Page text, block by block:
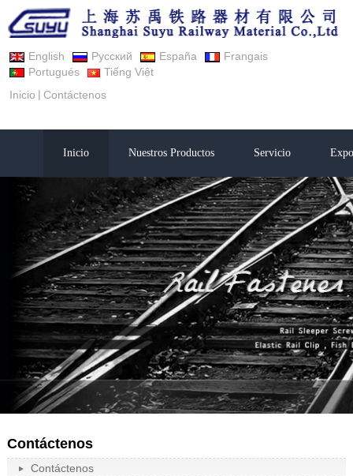
English Русский España
Frangais
Portugués
Tiếng Việt
Inicio | Contáctenos
Inicio Nuestros Productos Servicio
Contáctenos
Contáctenos